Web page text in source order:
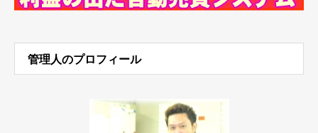
管理人のプロフィール